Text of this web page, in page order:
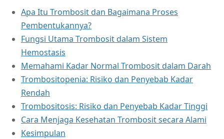
Apa Itu Trombosit dan Bagaimana Proses
Pembentukannya?
Fungsi Utama Trombosit dalam Sistem
Hemostasis
Memahami Kadar Normal Trombosit dalam Darah
Trombositopenia: Risiko dan Penyebab Kadar
Rendah
Trombositosis: Risiko dan Penyebab Kadar Tinggi
Cara Menjaga Kesehatan Trombosit secara Alami
Kesimpulan